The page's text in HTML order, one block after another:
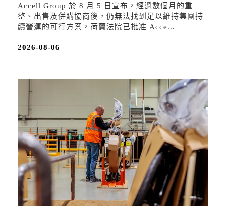
Accell Group 於 8 月 5 日宣布，經過數個月的重
整、出售及併購協商後，仍無法找到足以維持集團持
續營運的可行方案，荷蘭法院已批准 Acce...
2026-08-06